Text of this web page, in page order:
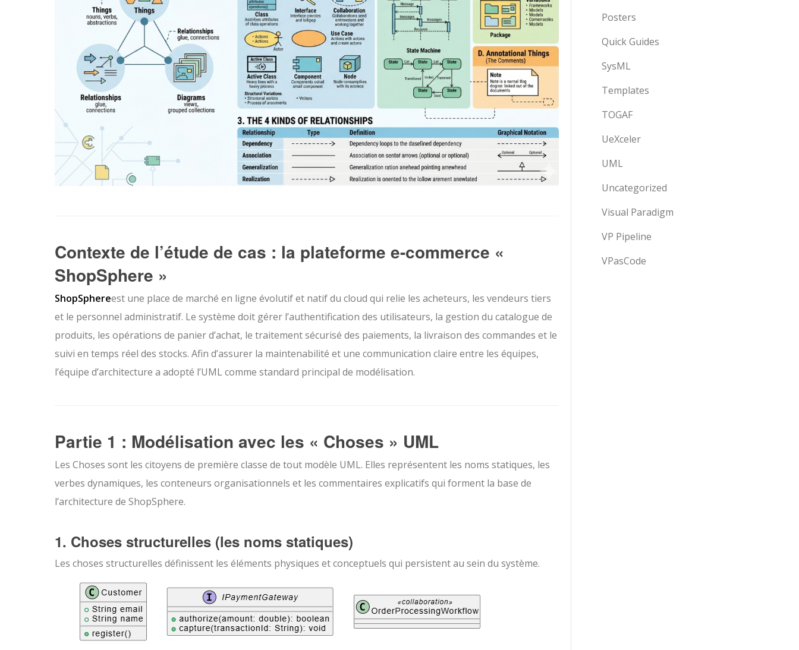
Contexte de l’étude de cas : la plateforme e-commerce «
ShopSphere »
ShopSphereest une place de marché en ligne évolutif et natif du cloud qui relie les acheteurs, les vendeurs tiers
et le personnel administratif. Le système doit gérer l’authentification des utilisateurs, la gestion du catalogue de
produits, les opérations de panier d’achat, le traitement sécurisé des paiements, la livraison des commandes et le
suivi en temps réel des stocks. Afin d’assurer la maintenabilité et une communication claire entre les équipes,
l’équipe d’architecture a adopté l’UML comme standard principal de modélisation.
Partie 1 : Modélisation avec les « Choses » UML
Les Choses sont les citoyens de première classe de tout modèle UML. Elles représentent les noms statiques, les
verbes dynamiques, les conteneurs organisationnels et les commentaires explicatifs qui forment la base de
l’architecture de ShopSphere.
1. Choses structurelles (les noms statiques)
Les choses structurelles définissent les éléments physiques et conceptuels qui persistent au sein du système.
Posters
Quick Guides
SysML
Templates
TOGAF
UeXceler
UML
Uncategorized
Visual Paradigm
VP Pipeline
VPasCode